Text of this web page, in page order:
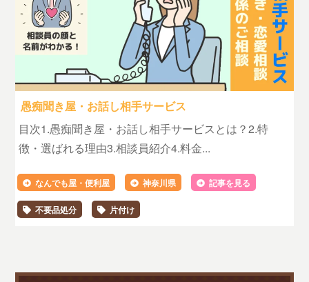
愚痴聞き屋・お話し相手サービス
目次1.愚痴聞き屋・お話し相手サービスとは？2.特
徴・選ばれる理由3.相談員紹介4.料金...
なんでも屋・便利屋 神奈川県 記事を見る
不要品処分 片付け